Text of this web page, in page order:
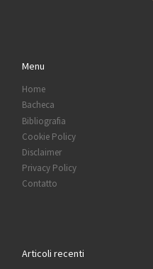
Menu
Home
Bacheca
Bibliografia
Cookie Policy
Disclaimer
Privacy Policy
Contatto
Articoli recenti